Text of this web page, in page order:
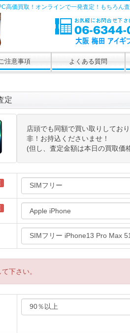
価買取！オンラインで一発査定！もちろん査
注意事項 よくある質問
定
店頭でも同額で買い取りしており
非！お持込くださいませ！
(但し、査定金額は本日の買取価
下さい。